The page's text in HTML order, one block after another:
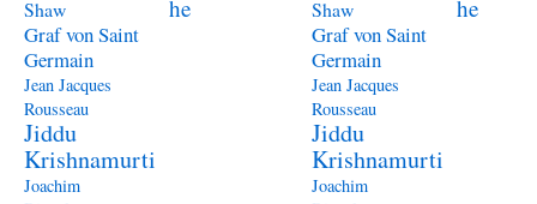
Shaw
he
Graf von Saint
Germain
Jean Jacques
Rousseau
Jiddu
Krishnamurti
Joachim
Shaw
he
Graf von Saint
Germain
Jean Jacques
Rousseau
Jiddu
Krishnamurti
Joachim